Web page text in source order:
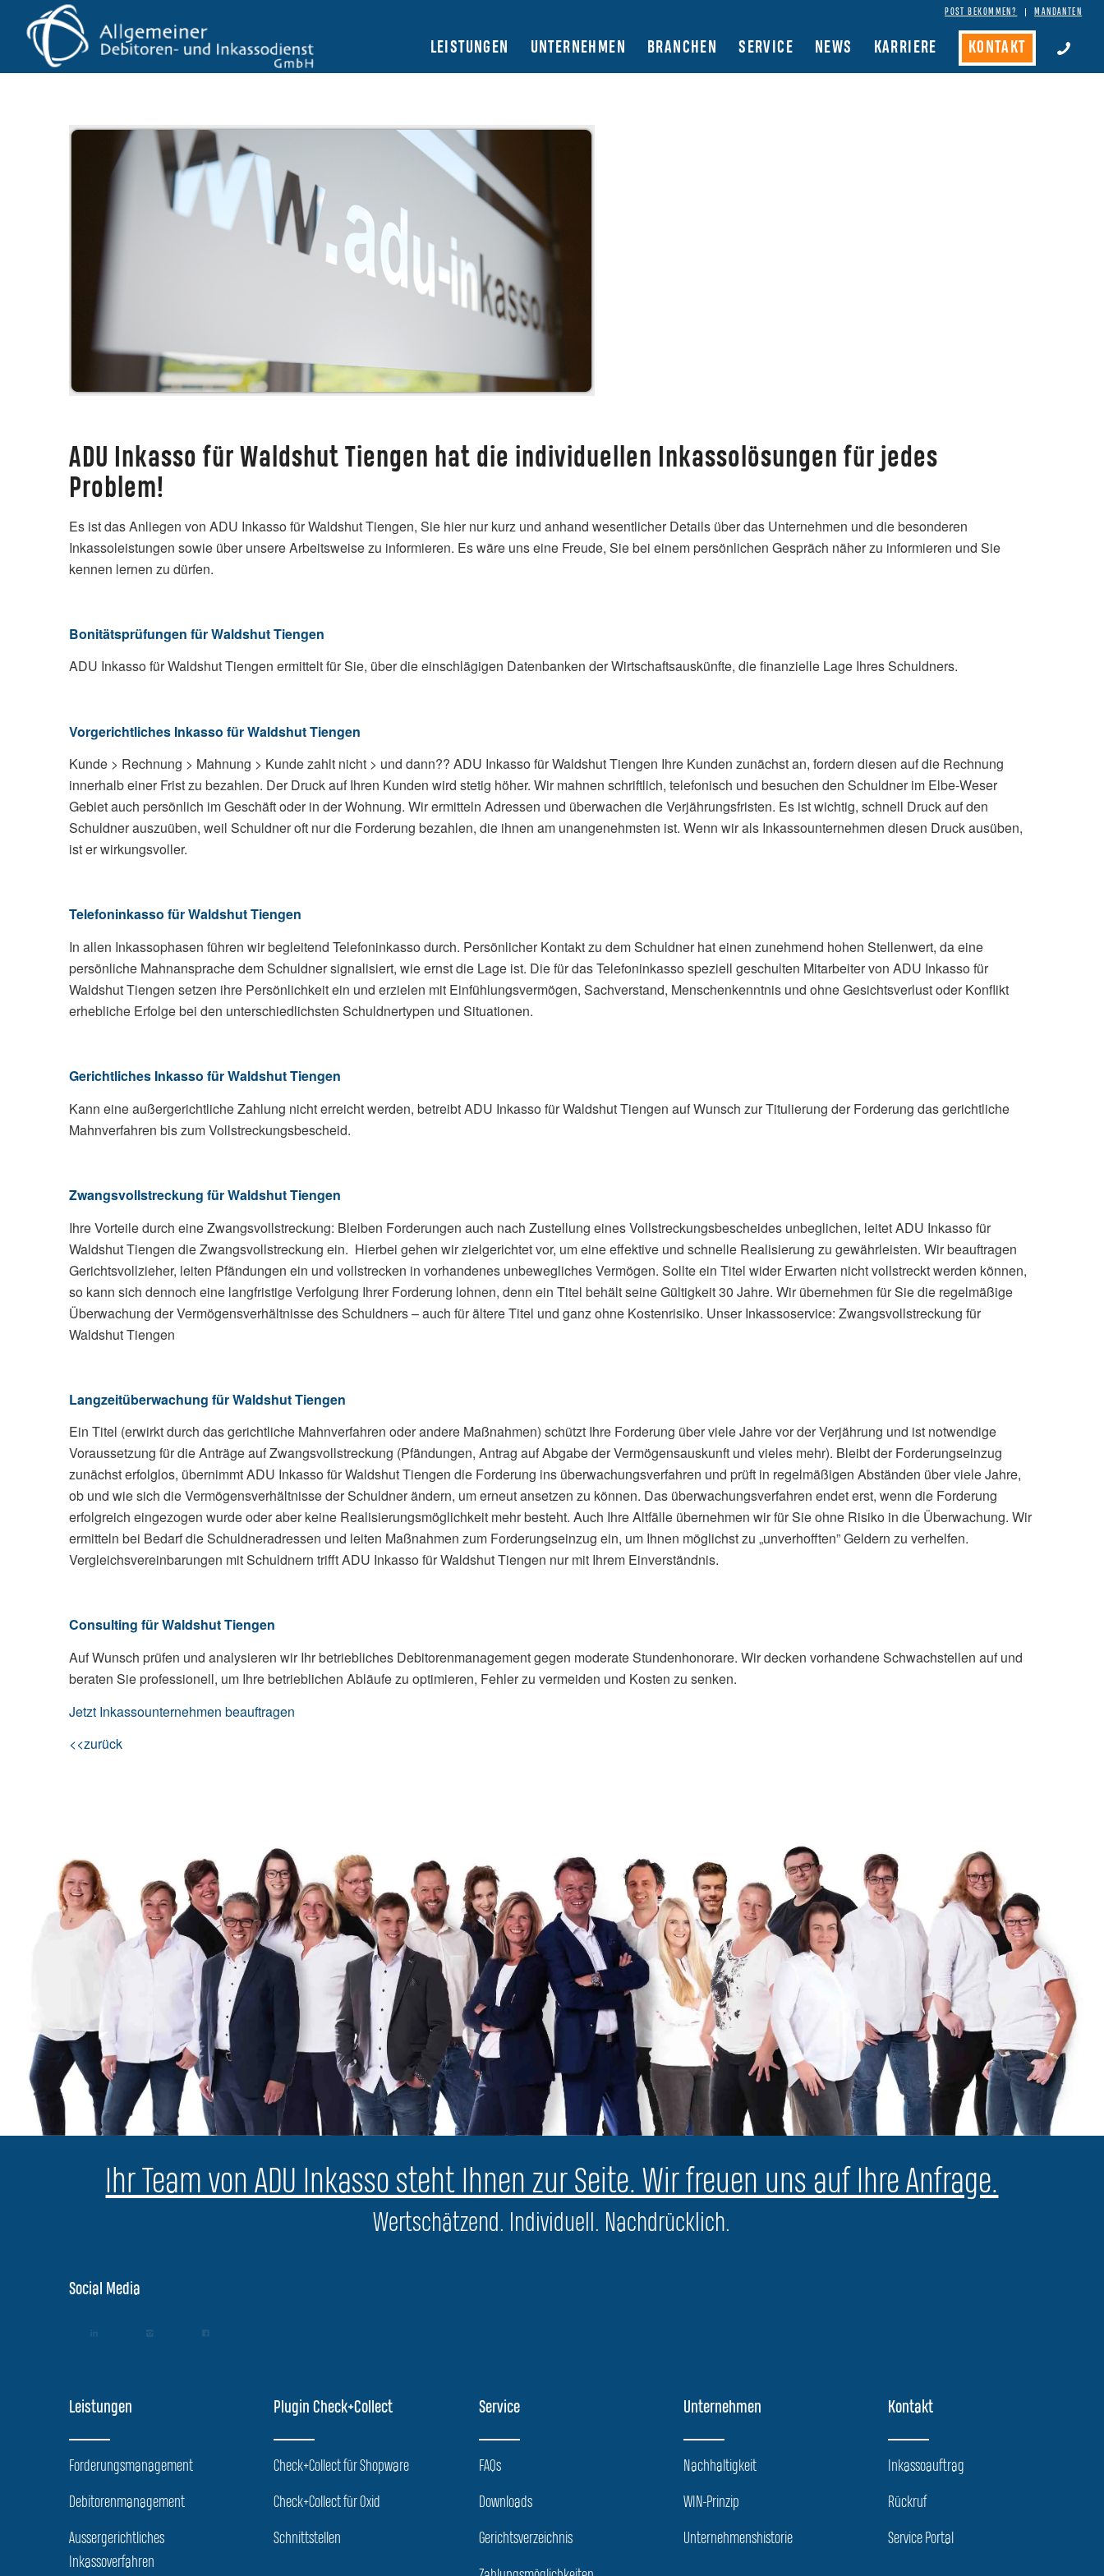
POST BEKOMMEN? MANDANTEN
LEISTUNGEN UNTERNEHMEN BRANCHEN SERVICE NEWS KARRIERE KONTAKT
ADU Inkasso für Waldshut Tiengen hat die individuellen Inkassolösungen für jedes
Problem!
Es ist das Anliegen von ADU Inkasso für Waldshut Tiengen, Sie hier nur kurz und anhand wesentlicher Details über das Unternehmen und die besonderen
Inkassoleistungen sowie über unsere Arbeitsweise zu informieren. Es wäre uns eine Freude, Sie bei einem persönlichen Gespräch näher zu informieren und Sie
kennen lernen zu dürfen.
Bonitätsprüfungen für Waldshut Tiengen
ADU Inkasso für Waldshut Tiengen ermittelt für Sie, über die einschlägigen Datenbanken der Wirtschaftsauskünfte, die finanzielle Lage Ihres Schuldners.
Vorgerichtliches Inkasso für Waldshut Tiengen
Kunde > Rechnung > Mahnung > Kunde zahlt nicht > und dann?? ADU Inkasso für Waldshut Tiengen Ihre Kunden zunächst an, fordern diesen auf die Rechnung
innerhalb einer Frist zu bezahlen. Der Druck auf Ihren Kunden wird stetig höher. Wir mahnen schriftlich, telefonisch und besuchen den Schuldner im Elbe-Weser
Gebiet auch persönlich im Geschäft oder in der Wohnung. Wir ermitteln Adressen und überwachen die Verjährungsfristen. Es ist wichtig, schnell Druck auf den
Schuldner auszuüben, weil Schuldner oft nur die Forderung bezahlen, die ihnen am unangenehmsten ist. Wenn wir als Inkassounternehmen diesen Druck ausüben,
ist er wirkungsvoller.
Telefoninkasso für Waldshut Tiengen
In allen Inkassophasen führen wir begleitend Telefoninkasso durch. Persönlicher Kontakt zu dem Schuldner hat einen zunehmend hohen Stellenwert, da eine
persönliche Mahnansprache dem Schuldner signalisiert, wie ernst die Lage ist. Die für das Telefoninkasso speziell geschulten Mitarbeiter von ADU Inkasso für
Waldshut Tiengen setzen ihre Persönlichkeit ein und erzielen mit Einfühlungsvermögen, Sachverstand, Menschenkenntnis und ohne Gesichtsverlust oder Konflikt
erhebliche Erfolge bei den unterschiedlichsten Schuldnertypen und Situationen.
Gerichtliches Inkasso für Waldshut Tiengen
Kann eine außergerichtliche Zahlung nicht erreicht werden, betreibt ADU Inkasso für Waldshut Tiengen auf Wunsch zur Titulierung der Forderung das gerichtliche
Mahnverfahren bis zum Vollstreckungsbescheid.
Zwangsvollstreckung für Waldshut Tiengen
Ihre Vorteile durch eine Zwangsvollstreckung: Bleiben Forderungen auch nach Zustellung eines Vollstreckungsbescheides unbeglichen, leitet ADU Inkasso für
Waldshut Tiengen die Zwangsvollstreckung ein. Hierbei gehen wir zielgerichtet vor, um eine effektive und schnelle Realisierung zu gewährleisten. Wir beauftragen
Gerichtsvollzieher, leiten Pfändungen ein und vollstrecken in vorhandenes unbewegliches Vermögen. Sollte ein Titel wider Erwarten nicht vollstreckt werden können,
so kann sich dennoch eine langfristige Verfolgung Ihrer Forderung lohnen, denn ein Titel behält seine Gültigkeit 30 Jahre. Wir übernehmen für Sie die regelmäßige
Überwachung der Vermögensverhältnisse des Schuldners – auch für ältere Titel und ganz ohne Kostenrisiko. Unser Inkassoservice: Zwangsvollstreckung für
Waldshut Tiengen
Langzeitüberwachung für Waldshut Tiengen
Ein Titel (erwirkt durch das gerichtliche Mahnverfahren oder andere Maßnahmen) schützt Ihre Forderung über viele Jahre vor der Verjährung und ist notwendige
Voraussetzung für die Anträge auf Zwangsvollstreckung (Pfändungen, Antrag auf Abgabe der Vermögensauskunft und vieles mehr). Bleibt der Forderungseinzug
zunächst erfolglos, übernimmt ADU Inkasso für Waldshut Tiengen die Forderung ins überwachungsverfahren und prüft in regelmäßigen Abständen über viele Jahre,
ob und wie sich die Vermögensverhältnisse der Schuldner ändern, um erneut ansetzen zu können. Das überwachungsverfahren endet erst, wenn die Forderung
erfolgreich eingezogen wurde oder aber keine Realisierungsmöglichkeit mehr besteht. Auch Ihre Altfälle übernehmen wir für Sie ohne Risiko in die Überwachung. Wir
ermitteln bei Bedarf die Schuldneradressen und leiten Maßnahmen zum Forderungseinzug ein, um Ihnen möglichst zu „unverhofften” Geldern zu verhelfen.
Vergleichsvereinbarungen mit Schuldnern trifft ADU Inkasso für Waldshut Tiengen nur mit Ihrem Einverständnis.
Consulting für Waldshut Tiengen
Auf Wunsch prüfen und analysieren wir Ihr betriebliches Debitorenmanagement gegen moderate Stundenhonorare. Wir decken vorhandene Schwachstellen auf und
beraten Sie professionell, um Ihre betrieblichen Abläufe zu optimieren, Fehler zu vermeiden und Kosten zu senken.
Jetzt Inkassounternehmen beauftragen
<<zurück
Ihr Team von ADU Inkasso steht Ihnen zur Seite. Wir freuen uns auf Ihre Anfrage.
Wertschätzend. Individuell. Nachdrücklich.
Social Media
Leistungen
Forderungsmanagement
Debitorenmanagement
Aussergerichtliches
Inkassoverfahren
Plugin Check+Collect
Check+Collect für Shopware
Check+Collect für Oxid
Schnittstellen
Service
FAQs
Downloads
Gerichtsverzeichnis
Unternehmen
Nachhaltigkeit
WIN-Prinzip
Unternehmenshistorie
Kontakt
Inkassoauftrag
Rückruf
Service Portal